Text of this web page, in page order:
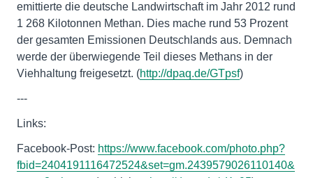
emittierte die deutsche Landwirtschaft im Jahr 2012 rund
1 268 Kilotonnen Methan. Dies mache rund 53 Prozent
der gesamten Emissionen Deutschlands aus. Demnach
werde der überwiegende Teil dieses Methans in der
Viehhaltung freigesetzt. (http://dpaq.de/GTpsf)
---
Links:
Facebook-Post: https://www.facebook.com/photo.php?
fbid=2404191116472524&set=gm.2439579026110140&